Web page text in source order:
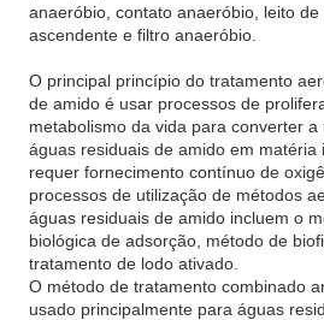
anaeróbio, contato anaeróbio, leito
ascendente e filtro anaeróbio.
O principal princípio do tratamento
de amido é usar processos de
metabolismo da vida para converter
águas residuais de amido em matéria
requer fornecimento contínuo de
processos de utilização de métodos
águas residuais de amido incluem o
biológica de adsorção, método de
tratamento de lodo ativado.
O método de tratamento combinado
usado principalmente para águas